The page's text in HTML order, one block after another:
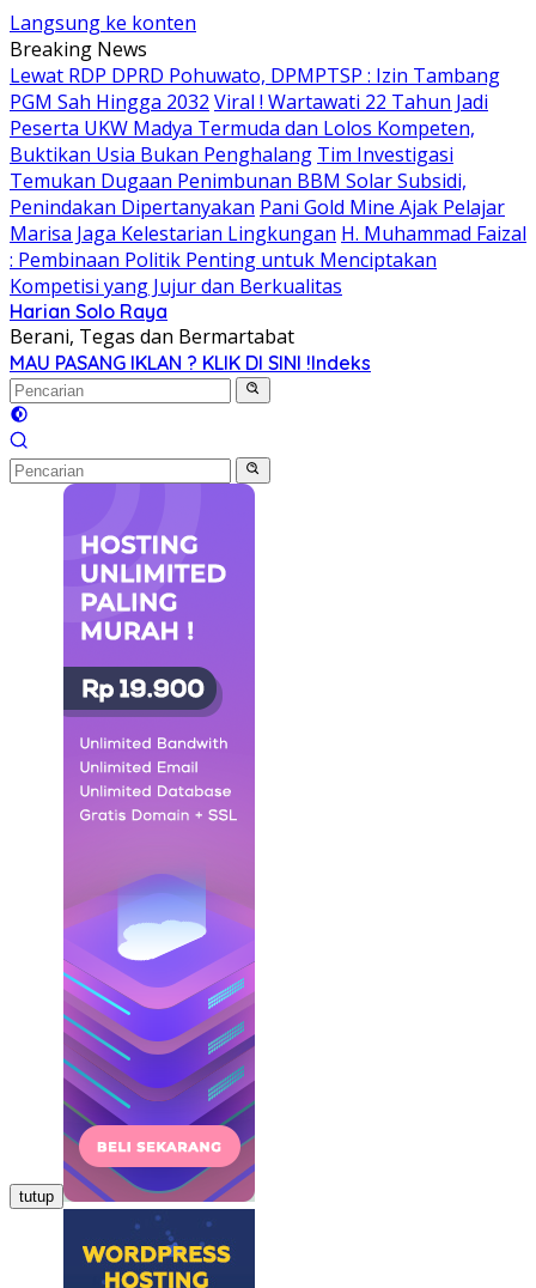
Langsung ke konten
Breaking News
Lewat RDP DPRD Pohuwato, DPMPTSP : Izin Tambang
PGM Sah Hingga 2032 Viral ! Wartawati 22 Tahun Jadi
Peserta UKW Madya Termuda dan Lolos Kompeten,
Buktikan Usia Bukan Penghalang Tim Investigasi
Temukan Dugaan Penimbunan BBM Solar Subsidi,
Penindakan Dipertanyakan Pani Gold Mine Ajak Pelajar
Marisa Jaga Kelestarian Lingkungan H. Muhammad Faizal
: Pembinaan Politik Penting untuk Menciptakan
Kompetisi yang Jujur dan Berkualitas
Harian Solo Raya
Berani, Tegas dan Bermartabat
MAU PASANG IKLAN ? KLIK DI SINI !Indeks
tutup